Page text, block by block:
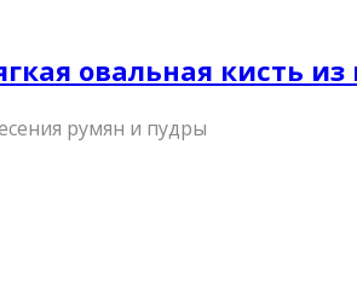
овальная кисть
румян и пудры